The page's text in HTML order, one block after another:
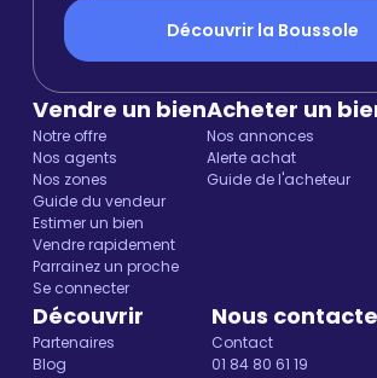
Découvrir la Boussole
Vendre un bien
Notre offre
Nos agents
Nos zones
Guide du vendeur
Estimer un bien
Vendre rapidement
Parrainez un proche
Se connecter
Acheter un
Nos annonces
Alerte achat
Guide de l'acheteur
Découvrir
Partenaires
Blog
Nous
Contact
01 84 80 61 19